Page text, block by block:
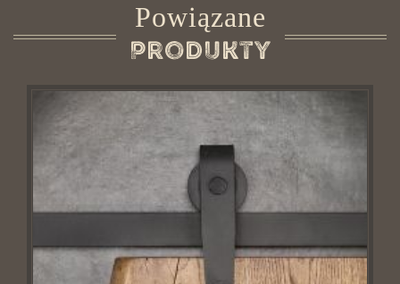
Powiązane
Produkty